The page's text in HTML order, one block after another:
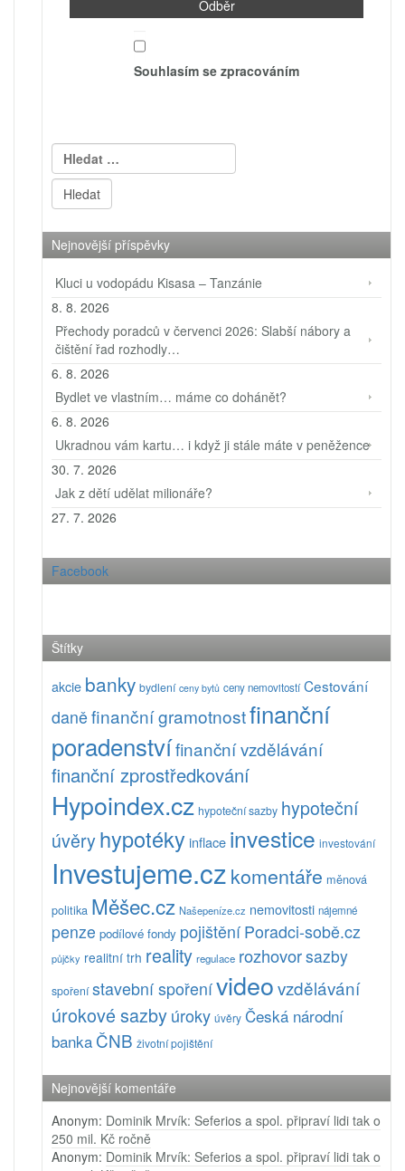
Souhlasím se zpracováním
Vyhledávání
Nejnovější příspěvky
Kluci u vodopádu Kisasa – Tanzánie
8. 8. 2026
Přechody poradců v červenci 2026: Slabší nábory a
čištění řad rozhodly…
6. 8. 2026
Bydlet ve vlastním… máme co dohánět?
6. 8. 2026
Ukradnou vám kartu… i když ji stále máte v peněžence
30. 7. 2026
Jak z dětí udělat milionáře?
27. 7. 2026
Facebook
Štítky
akcie banky bydlení ceny bytů ceny nemovitostí Cestování
daněfinanční gramotnostfinanční
poradenstvífinanční vzdělávání
finanční zprostředkování
Hypoindex.cz hypoteční sazby hypoteční
úvěryhypotéky inflace investice investování
Investujeme.czkomentáře měnová
politika Měšec.cz Našepeníze.cz nemovitosti nájemné
penze podílové fondy pojištěníPoradci-sobě.cz
půjčky realitní trh reality regulace rozhovorsazby
spoření stavební spořenívideovzdělávání
úrokové sazbyúroky úvěry Česká národní
banka ČNB životní pojištění
Nejnovější komentáře
Anonym: Dominik Mrvík: Seferios a spol. připraví lidi tak o
250 mil. Kč ročně
Anonym: Dominik Mrvík: Seferios a spol. připraví lidi tak o